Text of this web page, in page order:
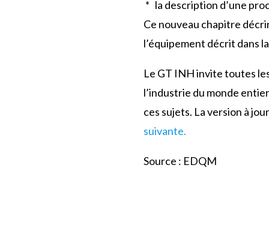
* la description d’une
Ce nouveau chapitre
l’équipement décrit dans
Le GT INH invite toutes
l’industrie du monde
ces sujets. La version à
suivante.
Source : EDQM